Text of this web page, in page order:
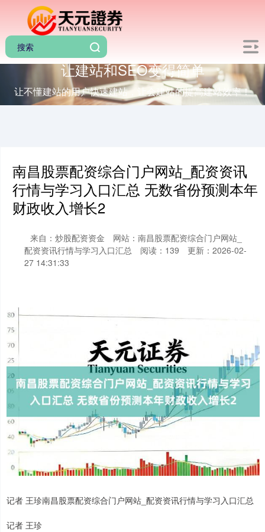
让建站和SEO变得简单
让不懂建站的用户快速建站，让会建站的提高建站效率！
南昌股票配资综合门户网站_配资资讯
行情与学习入口汇总 无数省份预测本年
财政收入增长2
来自：炒股配资资金
网站：南昌股票配资综合门户网站_
配资资讯行情与学习入口汇总
阅读：139
更新：2026-02-
27 14:31:33
记者 王珍南昌股票配资综合门户网站_配资资讯行情与学习入口汇总
记者 王珍